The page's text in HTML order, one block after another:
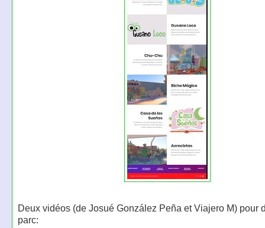
Deux vidéos (de Josué González Peña et Viajero M) pour
parc: